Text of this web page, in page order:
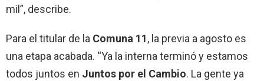
mil”, describe.
Para el titular de la Comuna 11, la previa a agosto es
una etapa acabada. “Ya la interna terminó y estamos
todos juntos en Juntos por el Cambio. La gente ya